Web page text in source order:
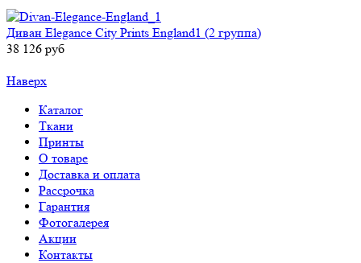
Диван Elegance City Prints England1 (2 группа)
38 126 руб
Наверх
Каталог
Ткани
Принты
О товаре
Доставка и оплата
Рассрочка
Гарантия
Фотогалерея
Акции
Контакты